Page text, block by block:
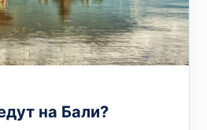
на Бали?